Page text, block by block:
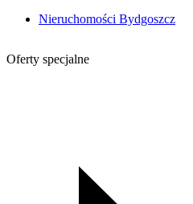
Nieruchomości Bydgoszcz
Oferty specjalne